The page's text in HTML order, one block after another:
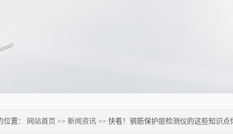
位置： 网站首页 >> 新闻资讯 >> 快看！钢筋保护层检测仪的这些知识点